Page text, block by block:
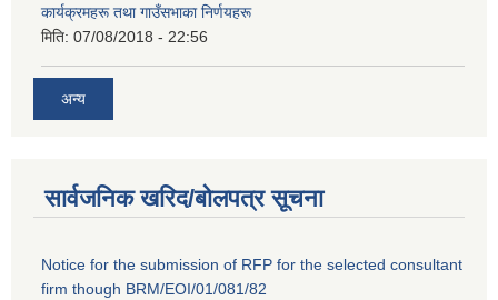
कार्यक्रमहरू तथा गाउँसभाका निर्णयहरू
मिति: 07/08/2018 - 22:56
अन्य
सार्वजनिक खरिद/बोलपत्र सूचना
Notice for the submission of RFP for the selected consultant
firm though BRM/EOI/01/081/82